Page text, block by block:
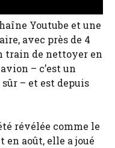
Youtube et une
avec près de 4
train de nettoyer en
– c’est un
– et est depuis
révélée comme le
en août, elle a joué